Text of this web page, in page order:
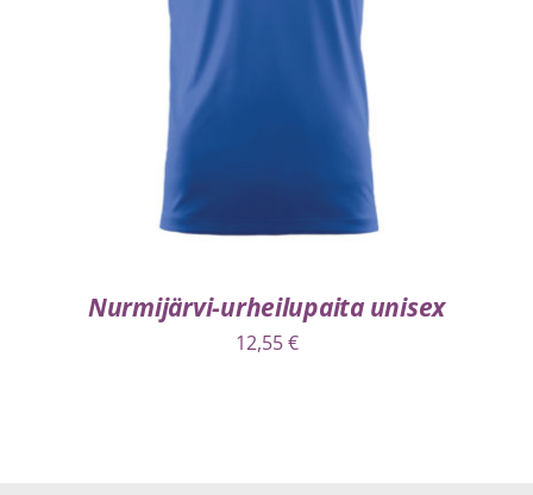
VALITSE VAIHTOEHDOISTA LISÄTIEDOT
Nurmijärvi-urheilupaita unisex
12,55€